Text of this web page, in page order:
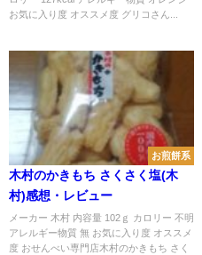
お気に入り度 オススメ度 グリコさん...
お煎餅系
木村のかきもち さくさく塩(木
村)感想・レビュー
メーカー 木村 内容量 102ｇ カロリー 不明
アレルギー物質 無 お気に入り度 オススメ
度 おせんべい専門店木村のかきもち さく